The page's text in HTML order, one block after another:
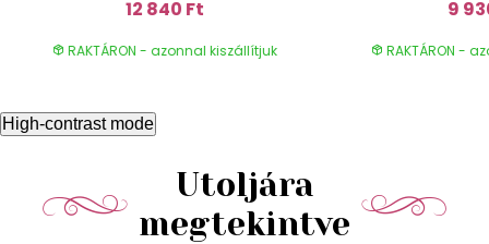
12 840 Ft
RAKTÁRON - azonnal kiszállítjuk
9
RAKTÁRON -
High-contrast mode
Utoljára
megtekintve